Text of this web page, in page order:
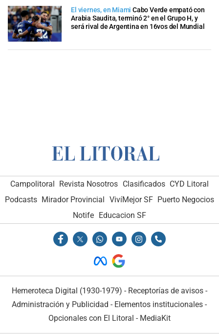
El viernes, en Miami Cabo Verde empató con
Arabia Saudita, terminó 2° en el Grupo H, y
será rival de Argentina en 16vos del Mundial
Campolitoral Revista Nosotros Clasificados CYD Litoral
Podcasts Mirador Provincial VivíMejor SF Puerto Negocios
Notife Educacion SF
Hemeroteca Digital (1930-1979) - Receptorías de avisos -
Administración y Publicidad - Elementos institucionales -
Opcionales con El Litoral - MediaKit